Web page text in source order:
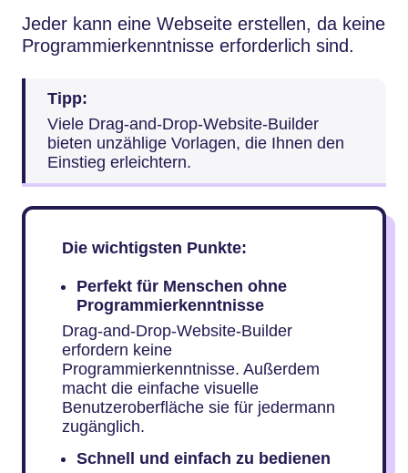
Jeder kann eine Webseite erstellen, da keine
Programmierkenntnisse erforderlich sind.
Tipp:
Viele Drag-and-Drop-Website-Builder
bieten unzählige Vorlagen, die Ihnen den
Einstieg erleichtern.
Die wichtigsten Punkte:
Perfekt für Menschen ohne
Programmierkenntnisse
Drag-and-Drop-Website-Builder
erfordern keine
Programmierkenntnisse. Außerdem
macht die einfache visuelle
Benutzeroberfläche sie für jedermann
zugänglich.
Schnell und einfach zu bedienen